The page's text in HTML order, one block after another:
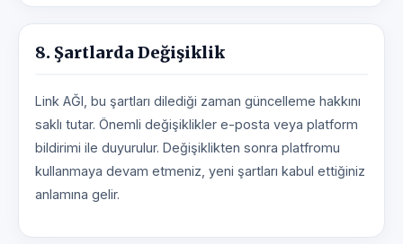
8. Şartlarda Değişiklik
Link AĞI, bu şartları dilediği zaman güncelleme hakkını
saklı tutar. Önemli değişiklikler e-posta veya platform
bildirimi ile duyurulur. Değişiklikten sonra platfromu
kullanmaya devam etmeniz, yeni şartları kabul ettiğiniz
anlamına gelir.